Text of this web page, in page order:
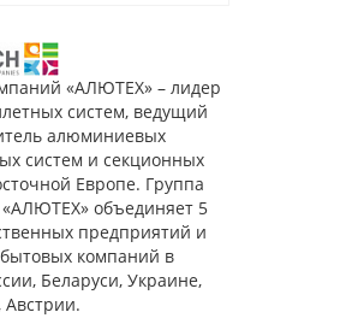
«АЛЮТЕХ» – лидер
систем, ведущий
алюминиевых
систем и секционных
Европе. Группа
объединяет 5
предприятий и
компаний в
Беларуси, Украине,